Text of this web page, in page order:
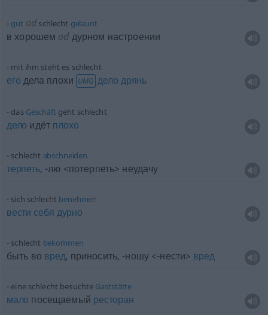
gut od schlecht gelaunt
в хорошем od дурном настроении
mit ihm steht es schlecht
его дела плохи UMG дело дрянь
das Geschäft geht schlecht
дело идёт плохо
schlecht abschneiden
терпеть, -лю <потерпеть> неудачу
sich schlecht benehmen
вести себя дурно
schlecht bekommen
быть во вред, приносить, -ношу <-нести> вред
eine schlecht besuchte Gaststätte
мало посещаемый ресторан